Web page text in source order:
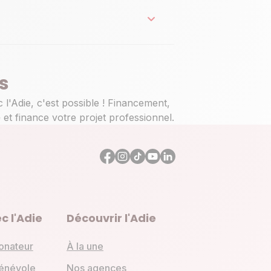
c'est possible ! Financement,
finance votre projet professionnel.
l'Adie Découvrir l'Adie
À la une
Nos agences